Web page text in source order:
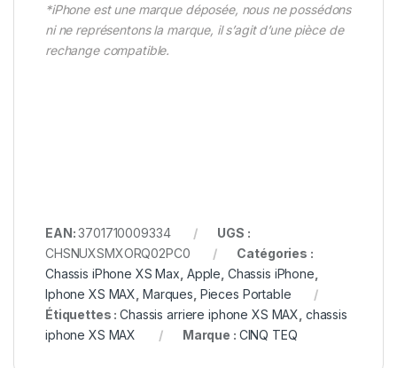
*iPhone est une marque déposée, nous ne possédons
ni ne représentons la marque, il s’agit d’une pièce de
rechange compatible.
EAN:3701710009334
UGS :
CHSNUXSMXORQ02PC0
Catégories :
Chassis iPhone XS Max Apple Chassis iPhone
Iphone XS MAX Marques Pieces Portable
Étiquettes :Chassis arriere iphone XS MAX chassis
iphone XS MAX
Marque : CINQ TEQ